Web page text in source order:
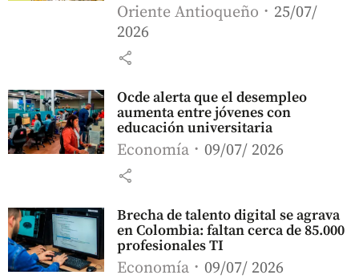
Oriente Antioqueño
25/07/
2026
share
Ocde alerta que el desempleo
aumenta entre jóvenes con
educación universitaria
Economía 09/07/ 2026
share
Brecha de talento digital se agrava
en Colombia: faltan cerca de 85.000
profesionales TI
Economía 09/07/ 2026